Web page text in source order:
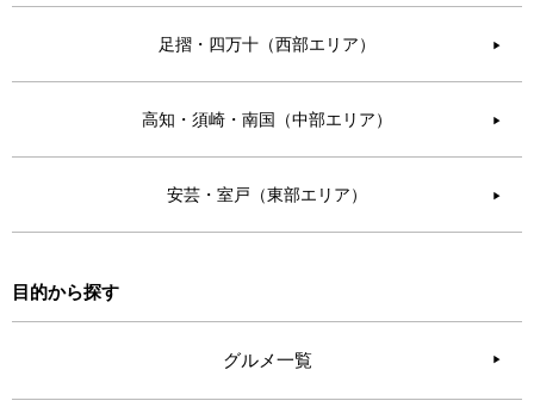
足摺・四万十（西部エリア） ▶︎
高知・須崎・南国（中部エリア） ▶︎
安芸・室戸（東部エリア） ▶︎
目的から探す
グルメ一覧